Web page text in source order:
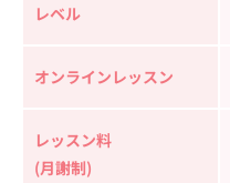
レベル
オンラインレッスン
レッスン料
(月謝制)